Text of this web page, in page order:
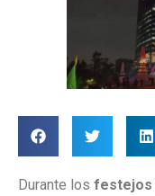
Durante los festejos